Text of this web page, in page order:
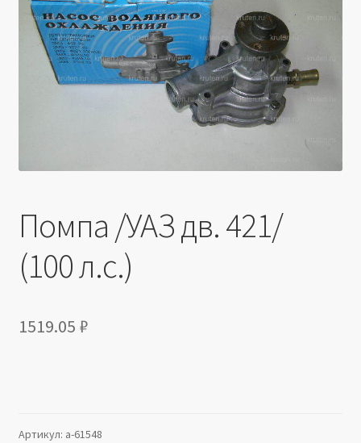
данных
Производители
Помпа /УАЗ дв. 421/
(100 л.с.)
1519.05 ₽
Артикул: a-61548